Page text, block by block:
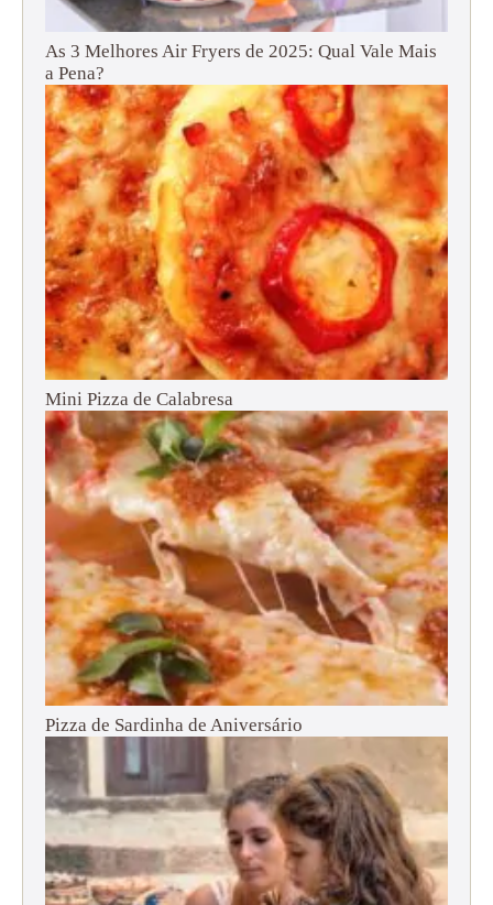
As 3 Melhores Air Fryers de 2025: Qual Vale Mais
a Pena?
Mini Pizza de Calabresa
Pizza de Sardinha de Aniversário